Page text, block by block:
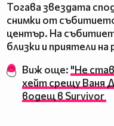
Тогава звездата
снимки от
център. На
близки и приятели на
Виж още: "Не
хейт срещу Ваня
водещ в Survivor